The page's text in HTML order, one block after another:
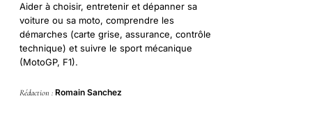
Aider à choisir, entretenir et dépanner sa
voiture ou sa moto, comprendre les
démarches (carte grise, assurance, contrôle
technique) et suivre le sport mécanique
(MotoGP, F1).
Rédaction : Romain Sanchez